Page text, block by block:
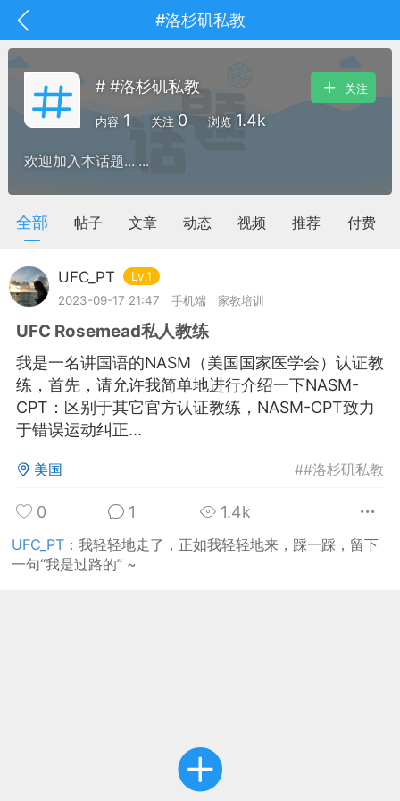
#洛杉矶私教
每日任务
华人资讯
阅读洛杉矶新闻
华人论坛
华人社区信息发布规范》
# #洛杉矶私教
内容 1 关注 0 浏览 1.4k
关注
欢迎加入本话题... ...
全部 帖子 文章 动态 视频 推荐 付费
UFC_PT
Lv.1
2023-09-17 21:47
手机端 家教培训
UFC Rosemead私人教练
我是一名讲国语的NASM（美国国家医学会）认证教
练，首先，请允许我简单地进行介绍一下NASM-
CPT：区别于其它官方认证教练，NASM-CPT致力
于错误运动纠正...
美国 ##洛杉矶私教
0 1 1.4k
UFC_PT ：我轻轻地走了，正如我轻轻地来，踩一踩，留下
一句“我是过路的” ~